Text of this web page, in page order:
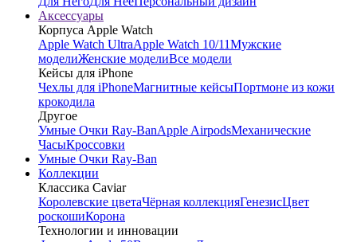
Аксессуары
Корпуса Apple Watch
Apple Watch UltraApple Watch 10/11Мужские
моделиЖенские моделиВсе модели
Кейсы для iPhone
Чехлы для iPhoneМагнитные кейсыПортмоне из кожи
крокодила
Другое
Умные Очки Ray-BanApple AirpodsМеханические
ЧасыКроссовки
Умные Очки Ray-Ban
Коллекции
Классика Caviar
Королевские цветаЧёрная коллекцияГенезисЦвет
роскошиКорона
Технологии и инновации